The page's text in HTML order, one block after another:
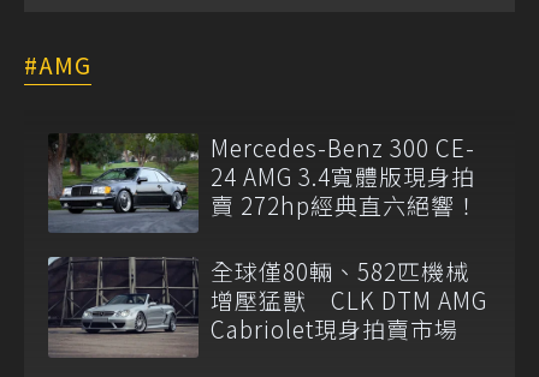
AMG
Mercedes-Benz 300 CE-
24 AMG 3.4寬體版現身拍
賣 272hp經典直六絕響！
全球僅80輛、582匹機械
增壓猛獸 CLK DTM AMG
Cabriolet現身拍賣市場